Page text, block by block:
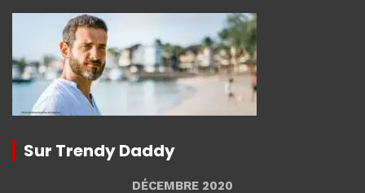
Sur Trendy Daddy
DÉCEMBRE 2020